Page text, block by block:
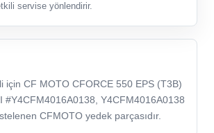
servise yönlendirir.
için CF MOTO CFORCE 550 EPS (T3B)
#Y4CFM4016A0138, Y4CFM4016A0138
CFMOTO yedek parçasıdır.